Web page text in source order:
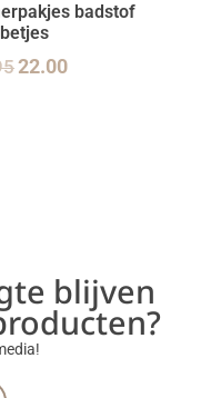
badstof
22.00
blijven